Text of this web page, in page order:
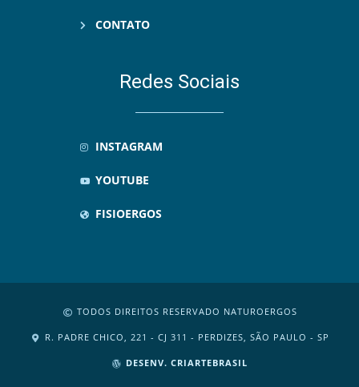
CONTATO
Redes Sociais
INSTAGRAM
YOUTUBE
FISIOERGOS
TODOS DIREITOS RESERVADO NATUROERGOS
R. PADRE CHICO, 221 - CJ 311 - PERDIZES, SÃO PAULO - SP
DESENV. CRIARTEBRASIL